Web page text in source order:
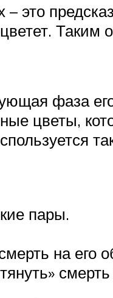
это
Таким
фаза
цветы,
пары.
на его